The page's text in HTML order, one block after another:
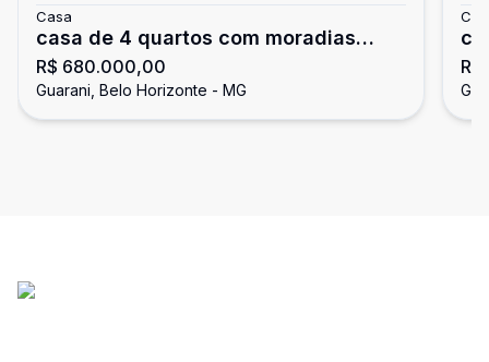
Casa
casa de 4 quartos com moradias
Bairro Guarani em Belo Horizonte
R$ 680.000,00
Guarani, Belo Horizonte - MG
R$